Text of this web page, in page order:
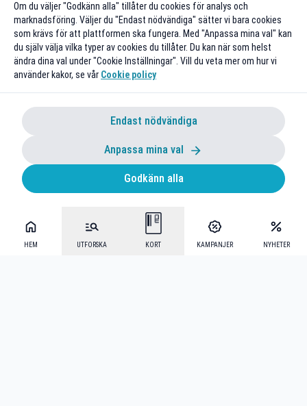
HEM UTFORSKA KORT KAMPANJER NYHETER
Om du väljer "Godkänn alla" tillåter du cookies för analys och
marknadsföring. Väljer du "Endast nödvändiga" sätter vi bara cookies
som krävs för att plattformen ska fungera. Med "Anpassa mina val" kan
du själv välja vilka typer av cookies du tillåter. Du kan när som helst
ändra dina val under "Cookie Inställningar". Vill du veta mer om hur vi
använder kakor, se vår Cookie policy
Endast nödvändiga
Anpassa mina val
Godkänn alla